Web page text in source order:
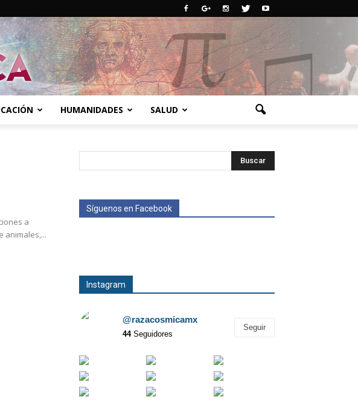
HUMANIDADES SALUD
a
animales,...
Síguenos en Facebook
Instagram
@razacosmicamx
44Seguidores
Seguir